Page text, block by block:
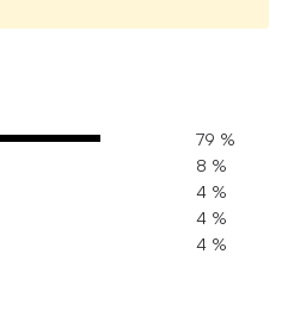
79 %
8 %
4 %
4 %
4 %